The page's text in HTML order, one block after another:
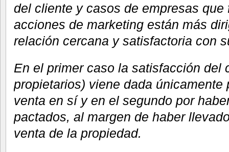
del cliente y casos de empresas
acciones de marketing están más
relación cercana y satisfactoria con
En el primer caso la satisfacción del
propietarios) viene dada únicamente
venta en sí y en el segundo por
pactados, al margen de haber
venta de la propiedad.